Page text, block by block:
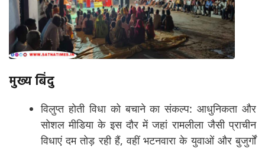
मुख्य बिंदु
विलुप्त होती विधा को बचाने का संकल्प: आधुनिकता और
सोशल मीडिया के इस दौर में जहां रामलीला जैसी प्राचीन
विधाएं दम तोड़ रही हैं, वहीं भटनवारा के युवाओं और बुजुर्गों